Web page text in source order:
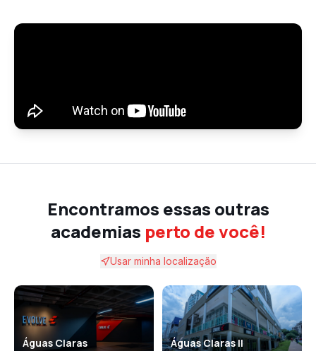
Encontramos essas outras
academias perto de você!
Usar minha localização
Águas Claras Águas Claras II